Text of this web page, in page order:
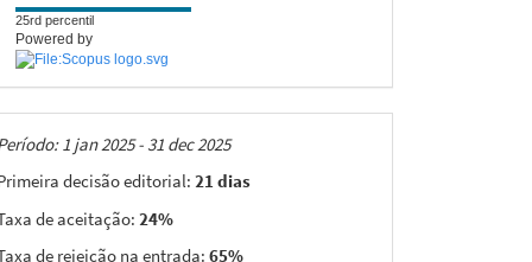
25rd percentil
Powered by
1 jan 2025 - 31 dec 2025
decisão editorial: 21 dias
de aceitação: 24%
de rejeição na entrada: 65%